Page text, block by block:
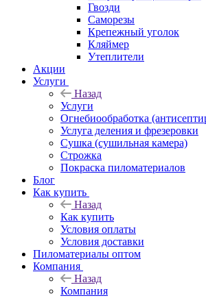
Гвозди
Саморезы
Крепежный уголок
Кляймер
Утеплители
Акции
Услуги
Назад
Услуги
Огнебиообработка
Услуга деления и фрезеровки
Сушка (сушильная камера)
Строжка
Покраска пиломатериалов
Блог
Как купить
Назад
Как купить
Условия оплаты
Условия доставки
Пиломатериалы оптом
Компания
Назад
Компания